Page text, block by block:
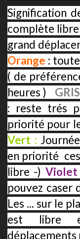
Signification
complète
grand
Orange :
( de
heures )
GRIS
: reste trés
priorité pour
Vert :
en priorité
libre -) Violet
pouvez caser
Les ... sur le
est libre
déplacements